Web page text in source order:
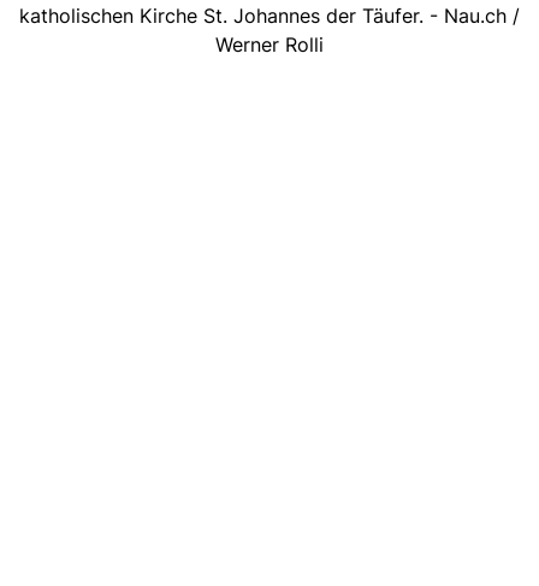
katholischen Kirche St. Johannes der Täufer. - Nau.ch /
Werner Rolli